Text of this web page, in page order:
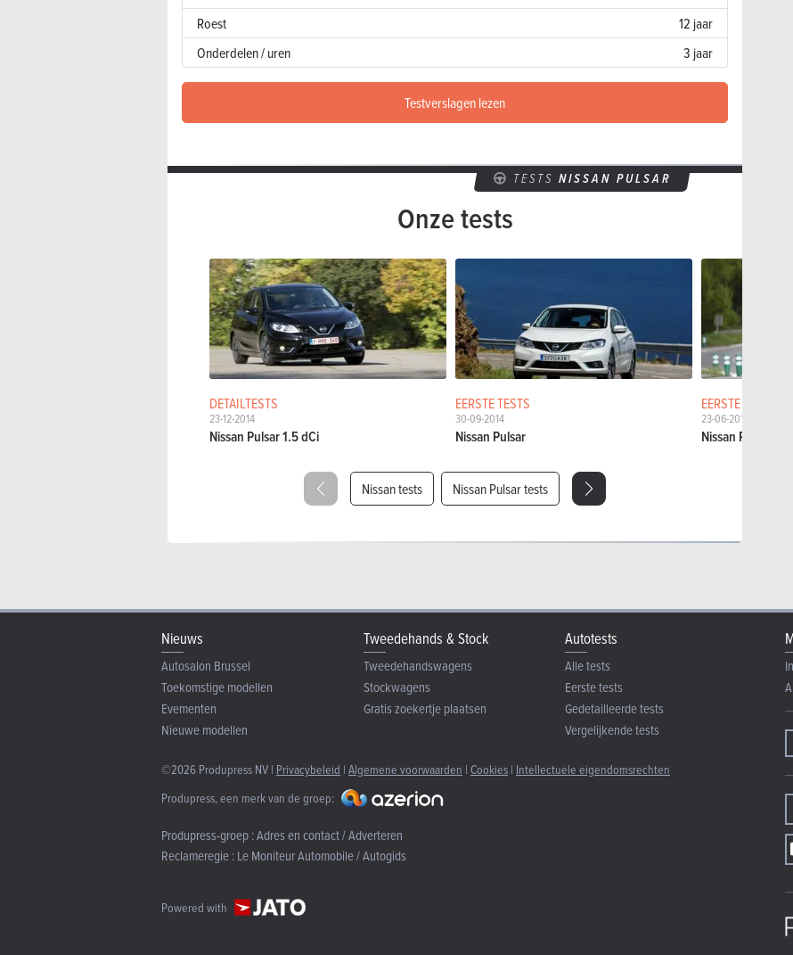
Roest
12 jaar
Onderdelen / uren
3 jaar
Testverslagen lezen
TESTSNISSAN PULSAR
Onze tests
DETAILTESTS
23-12-2014
Nissan Pulsar 1.5 dCi
EERSTE TESTS
30-09-2014
Nissan Pulsar
EERSTE TESTS
23-06-2015
Nissan Pulsar GT
Nissan tests Nissan Pulsar tests
Nieuws
Autosalon Brussel
Toekomstige modellen
Evementen
Nieuwe modellen
Tweedehands & Stock
Tweedehandswagens
Stockwagens
Gratis zoekertje plaatsen
Autotests
Alle tests
Eerste tests
Gedetailleerde tests
Vergelijkende tests
©2026 Produpress NV | Privacybeleid | Algemene voorwaarden | Cookies | Intellectuele eigendomsrechten
Produpress, een merk van de groep:
Produpress-groep :Adres en contact / Adverteren
Reclameregie :Le Moniteur Automobile / Autogids
Powered with